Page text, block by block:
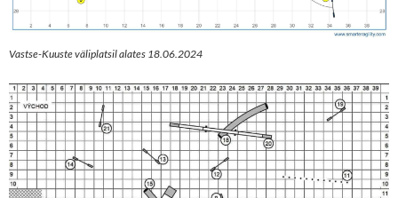
Vastse-Kuuste väliplatsil alates 18.06.2024